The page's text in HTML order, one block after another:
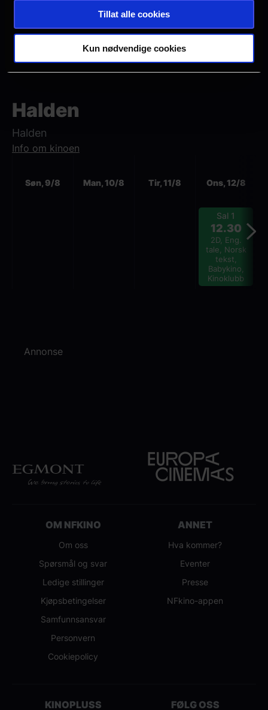
Tillat alle cookies
Kun nødvendige cookies
Halden
Halden
Info om kinoen
Søn, 9/8 Man, 10/8 Tir, 11/8 Ons, 12/8
Sal 1
12.30
2D, Eng.
tale, Norsk
tekst,
Babykino,
Kinoklubb
Veldig få ledige plasser
Annonse
OM NFKINO
Om oss
Spørsmål og svar
Ledige stillinger
Kjøpsbetingelser
Samfunnsansvar
Personvern
Cookiepolicy
ANNET
Hva kommer?
Eventer
Presse
NFkino-appen
KINOPLUSS FØLG OSS